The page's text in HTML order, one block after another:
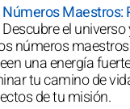
Maestros:
Descubre el
números
una energía
tu camino de
de tu misión.